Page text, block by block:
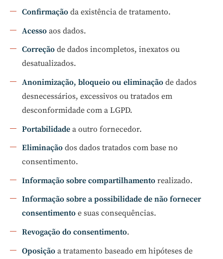
Confirmação da existência de tratamento.
Acesso aos dados.
Correção de dados incompletos, inexatos ou
desatualizados.
Anonimização, bloqueio ou eliminação de dados
desnecessários, excessivos ou tratados em
desconformidade com a LGPD.
Portabilidade a outro fornecedor.
Eliminação dos dados tratados com base no
consentimento.
Informação sobre compartilhamento realizado.
Informação sobre a possibilidade de não fornecer
consentimento e suas consequências.
Revogação do consentimento.
Oposição a tratamento baseado em hipóteses de